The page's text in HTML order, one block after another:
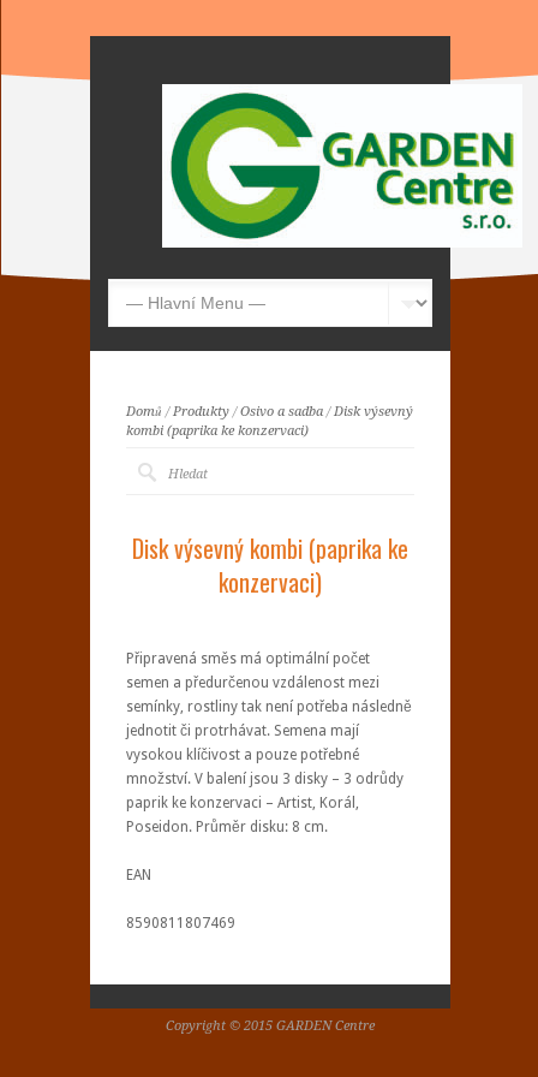
Domů /Produkty/Osivo a sadba/Disk výsevný
kombi (paprika ke konzervaci)
Disk výsevný kombi (paprika ke
konzervaci)
Připravená směs má optimální počet
semen a předurčenou vzdálenost mezi
semínky, rostliny tak není potřeba následně
jednotit či protrhávat. Semena mají
vysokou klíčivost a pouze potřebné
množství. V balení jsou 3 disky – 3 odrůdy
paprik ke konzervaci – Artist, Korál,
Poseidon. Průměr disku: 8 cm.
EAN
8590811807469
Copyright © 2015 GARDEN Centre